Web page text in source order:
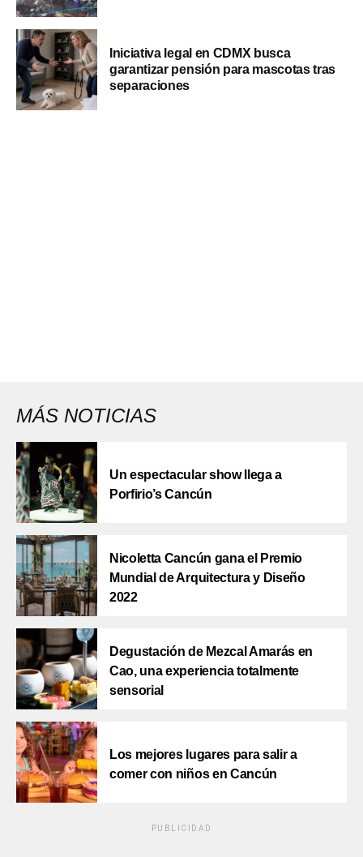
Iniciativa legal en CDMX busca
garantizar pensión para mascotas tras
separaciones
MÁS NOTICIAS
Un espectacular show llega a
Porfirio’s Cancún
Nicoletta Cancún gana el Premio
Mundial de Arquitectura y Diseño
2022
Degustación de Mezcal Amarás en
Cao, una experiencia totalmente
sensorial
Los mejores lugares para salir a
comer con niños en Cancún
PUBLICIDAD